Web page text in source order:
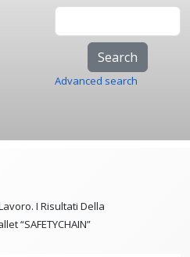
Advanced search
I Risultati Della
“SAFETYCHAIN”